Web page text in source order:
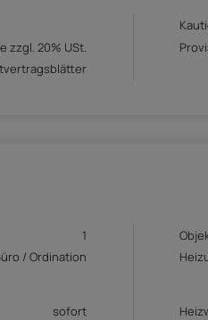
zzgl. 20% USt.
1
/ Ordination
sofort